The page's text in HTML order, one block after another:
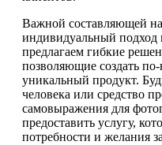
Важной составляющей
индивидуальный подход
предлагаем гибкие
позволяющие создать
уникальный продукт.
человека или средство
самовыражения для
предоставить услугу,
потребности и желания